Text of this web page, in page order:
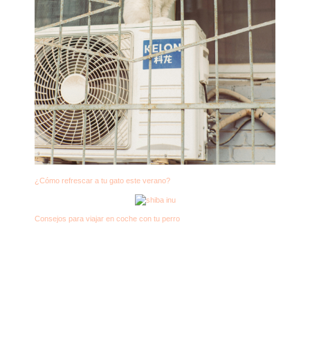
¿Cómo refrescar a tu gato este verano?
Consejos para viajar en coche con tu perro